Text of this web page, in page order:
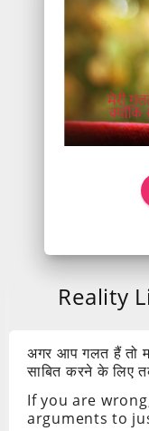
Reality
अगर आप गलत हैं तो
साबित करने के लिए
If you are
arguments to